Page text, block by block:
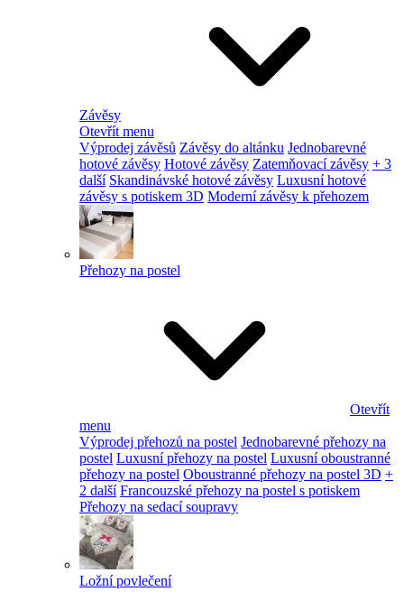
Závěsy
Otevřít menu
Výprodej závěsů Závěsy do altánku Jednobarevné
hotové závěsy Hotové závěsy Zatemňovací závěsy + 3
další Skandinávské hotové závěsy Luxusní hotové
závěsy s potiskem 3D Moderní závěsy k přehozem
Přehozy na postel
Otevřít
menu
Výprodej přehozů na postel Jednobarevné přehozy na
postel Luxusní přehozy na postel Luxusní oboustranné
přehozy na postel Oboustranné přehozy na postel 3D +
2 další Francouzské přehozy na postel s potiskem
Přehozy na sedací soupravy
Ložní povlečení